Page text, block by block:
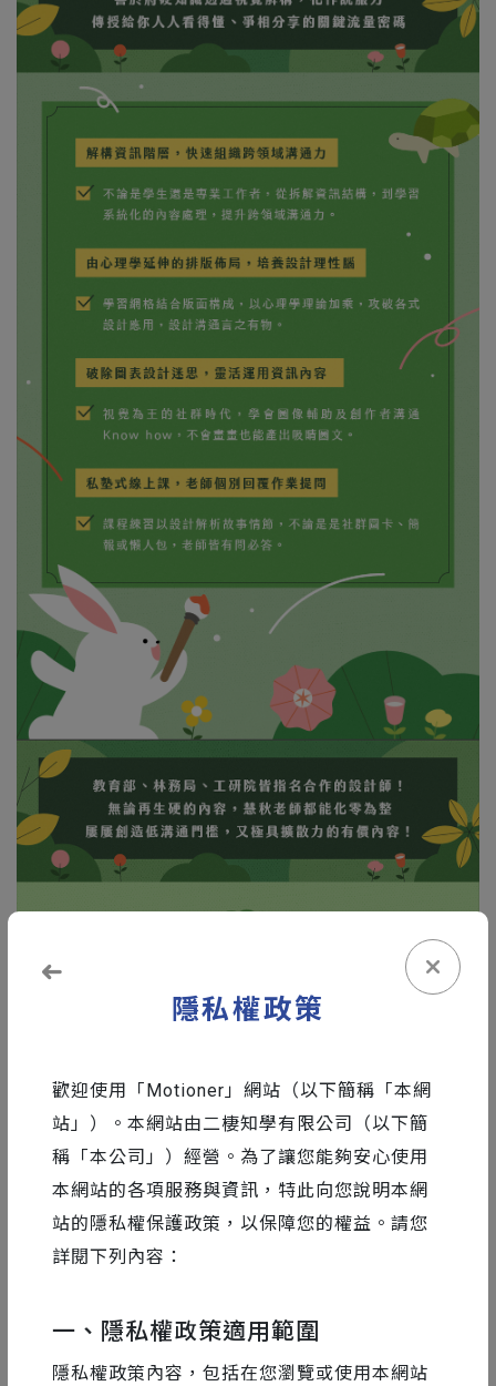
隱私權政策
歡迎使用「Motioner」網站（以下簡稱「本網
站」）。本網站由二棲知學有限公司（以下簡
稱「本公司」）經營。為了讓您能夠安心使用
本網站的各項服務與資訊，特此向您說明本網
站的隱私權保護政策，以保障您的權益。請您
詳閱下列內容：
一、隱私權政策適用範圍
隱私權政策內容，包括在您瀏覽或使用本網站